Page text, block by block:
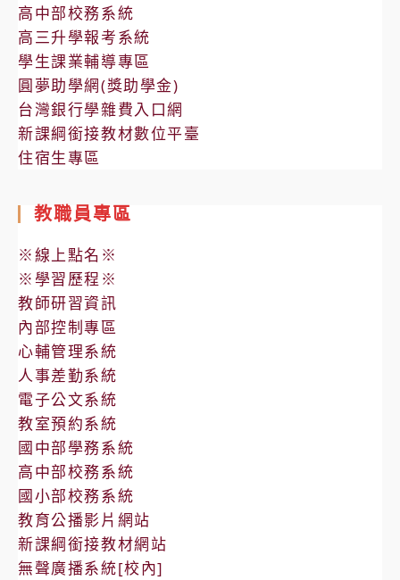
高中部校務系統
高三升學報考系統
學生課業輔導專區
圓夢助學網(獎助學金)
台灣銀行學雜費入口網
新課綱銜接教材數位平臺
住宿生專區
教職員專區
※線上點名※
※學習歷程※
教師研習資訊
內部控制專區
心輔管理系統
人事差勤系統
電子公文系統
教室預約系統
國中部學務系統
高中部校務系統
國小部校務系統
教育公播影片網站
新課綱銜接教材網站
無聲廣播系統[校內]